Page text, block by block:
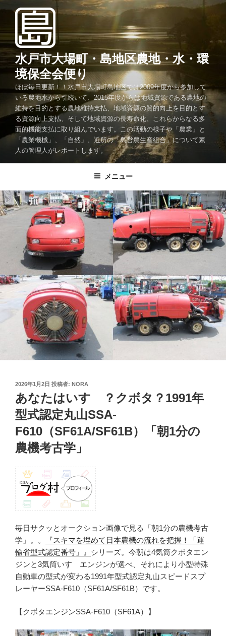
ン
ツ
プ
水戸市大場町・島地区農地・水・環
境保全会便り
ほぼ毎日更新！！水戸市大場町島地区では2009年度から参加して
いる農地水から引続いて、2015年度からは地域資源である農地の
維持を目的とする農地維持支払、地域資源の質的向上を目的とす
る資源向上支払、そして地域資源の長寿命化、これらからなる多
面的機能支払に取り組んでいます。この活動の様子や「農業」と
「農業機械」、「自然」、近所の「島営農生産組合」について素
人の管理人がレポートします。
メニュー
投
稿
日:
2026年1月2日 投稿者: NORA
あなたはいすゞ？クボタ？1991年
型式認定丸山SSA-
F610（SF61A/SF61B）「朝1分の
農機考古学」
毎日サクッとオークション画像で見る「朝1分の農機考古
学」。。
『スキマを埋めて日本農機の流れを把握！「運
輸省型式認定番号」』 シリーズ。今朝は4気筒クボタエン
ジンと3気筒いすゞエンジンが選べ、それにより小型特殊
自動車の型式が変わる1991年型式認定丸山スピードスプ
レーヤーSSA-F610（SF61A/SF61B）です。
【クボタエンジンSSA-F610（SF61A）】